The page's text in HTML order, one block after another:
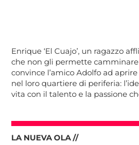
Enrique ‘El Cuajo’, un ragazzo
che non gli permette
convince l’amico Adolfo ad
nel loro quartiere di periferia:
vita con il talento e la passione
LA NUEVA OLA //